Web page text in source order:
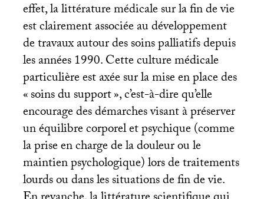
effet, la littérature médicale sur la fin de vie
est clairement associée au développement
de travaux autour des soins palliatifs depuis
les années 1990. Cette culture médicale
particulière est axée sur la mise en place des
«soins du support», c’est-à-dire qu’elle
encourage des démarches visant à préserver
un équilibre corporel et psychique (comme
la prise en charge de la douleur ou le
maintien psychologique) lors de traitements
lourds ou dans les situations de fin de vie.